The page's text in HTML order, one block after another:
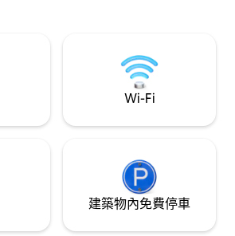
雷斯灣（Grace
公里） 🏝
Wi-Fi
建築物內免費停車